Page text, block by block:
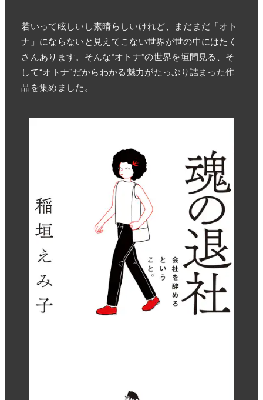
若いって眩しいし素晴らしいけれど、まだまだ「オト
ナ」にならないと見えてこない世界が世の中にはたく
さんあります。そんな“オトナ”の世界を垣間見る、そ
して“オトナ”だからわかる魅力がたっぷり詰まった作
品を集めました。